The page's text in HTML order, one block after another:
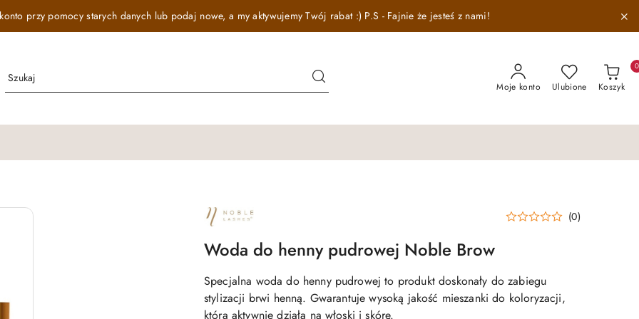
przy pomocy starych danych lub podaj nowe, a my aktywujemy Twój rabat :) P.S - Fajnie że jesteś z nami!
Moje konto Ulubione Koszyk
0
NAZWA
PRODUCENTA:
LASHES
(0)
Woda do henny pudrowej Noble Brow
Specjalna woda do henny pudrowej to produkt doskonały do zabiegu
stylizacji brwi henną. Gwarantuje wysoką jakość mieszanki do koloryzacji,
która aktywnie działa na włoski i skórę.